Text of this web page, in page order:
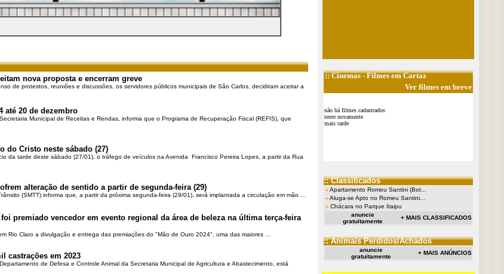
nova proposta e encerram greve
de protestos, reuniões e discussões, os servidores públicos municipais de São Carlos, decidiram aceitar a
até 20 de dezembro
Municipal de Receitas e Rendas, informa que o Programa de Recuperação Fiscal (REFIS), que
do Cristo neste sábado (27)
da tarde deste sábado (27/01), o tráfego de veículos na Avenida Francisco Pereira Lopes, a partir da Rua
alteração de sentido a partir de segunda-feira (29)
(SMTT) informa que, a partir da próxima segunda-feira (29/01), será implantada a circulação em mão ...
premiado vencedor em evento regional da área de beleza na última terça-feira
Rio Claro a divulgação e entrega das premiações do "Mão de Ouro 2024", uma das maiores ...
castrações em 2023
de Defesa e Controle Animal da Secretaria Municipal de Agricultura e Abastecimento, está
::Cinemas- Filmes em Cartaz
Ver filmes em breve
não há filmes cadastrados
tente novamente
mais tarde
:: Classificados
Apartamento Romeu Santini (Bot...
Aluga-se Apto no Romeu Santini...
Chácara no Parque Itaipu
anuncie
gratuitamente
+ MAIS CLASSIFICADOS
:: Animais Perdidos/Achados
anuncie
gratuitamente
+ MAIS ANÚNCIOS